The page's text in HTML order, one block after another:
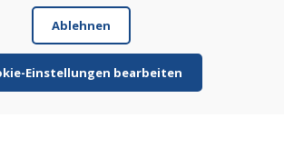
4 Werktagen erhalten. Sie Ski sind
Ablehnen
Einstellungen bearbeiten